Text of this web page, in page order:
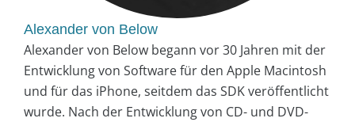
Alexander von Below
Alexander von Below begann vor 30 Jahren mit der
Entwicklung von Software für den Apple Macintosh
und für das iPhone, seitdem das SDK veröffentlicht
wurde. Nach der Entwicklung von CD- und DVD-